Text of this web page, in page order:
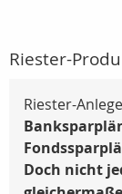
Riester-
Riester-
Doch nicht